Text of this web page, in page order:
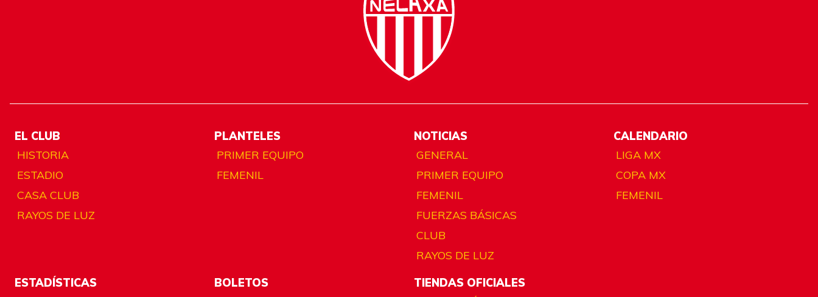
EL CLUB
HISTORIA
ESTADIO
CASA CLUB
RAYOS DE LUZ
PLANTELES
PRIMER EQUIPO
FEMENIL
NOTICIAS
GENERAL
PRIMER EQUIPO
FEMENIL
FUERZAS BÁSICAS
CLUB
RAYOS DE LUZ
CALENDARIO
LIGA MX
COPA MX
FEMENIL
ESTADÍSTICAS
BOLETOS
TIENDAS OFICIALES